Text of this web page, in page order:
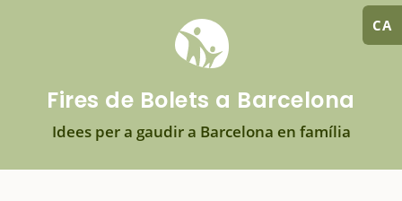
CA
Fires de Bolets a Barcelona
Idees per a gaudir a Barcelona en família